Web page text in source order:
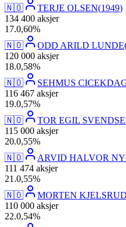
🇳🇴
TERJE OLSEN(1949)
134 400 aksjer
17.0,60%
🇳🇴
ODD ARILD LUNDE
120 000 aksjer
18.0,58%
🇳🇴
SEHMUS
116 467 aksjer
19.0,57%
🇳🇴
TOR EGIL
115 000 aksjer
20.0,55%
🇳🇴
ARVID HALVOR
111 474 aksjer
21 .0,55%
🇳🇴
MORTEN KJELSRUD
110 000 aksjer
22.0,54%